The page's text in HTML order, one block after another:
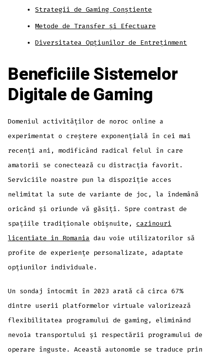
Strategii de Gaming Conștiente
Metode de Transfer și Efectuare
Diversitatea Opțiunilor de Entreținment
Beneficiile Sistemelor
Digitale de Gaming
Domeniul activităților de noroc online a
experimentat o creștere exponențială în cei mai
recenți ani, modificând radical felul în care
amatorii se conectează cu distracția favorit.
Serviciile noastre pun la dispoziție acces
nelimitat la sute de variante de joc, la îndemână
oricând și oriunde vă găsiți. Spre contrast de
spațiile tradiționale obișnuite,cazinouri
licentiate in Romania dau voie utilizatorilor să
profite de experiențe personalizate, adaptate
opțiunilor individuale.
Un sondaj întocmit în 2023 arată că circa 67%
dintre userii platformelor virtuale valorizează
flexibilitatea programului de gaming, eliminând
nevoia transportului și respectării programului de
operare înguste. Această autonomie se traduce prin